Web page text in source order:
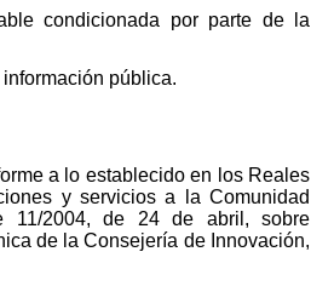
condicionada por parte de la
pública.
a lo establecido en los Reales
y servicios a la Comunidad
11/2004, de 24 de abril, sobre
de la Consejería de Innovación,